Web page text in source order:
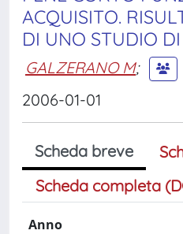
ACQUISITO.
DI UNO STUDIO DI
GALZERANO M;
2006-01-01
Scheda breve
Scheda completa
Anno